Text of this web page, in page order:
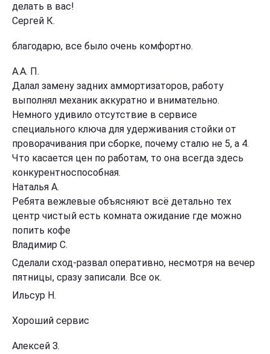
делать в вас!
Сергей К.
благодарю, все было очень комфортно.
А.А. П.
Далал замену задних аммортизаторов, работу
выполнял механик аккуратно и внимательно.
Немного удивило отсутствие в сервисе
специального ключа для удерживания стойки от
проворачивания при сборке, почему сталю не 5, а 4.
Что касается цен по работам, то она всегда здесь
конкурентноспособная.
Наталья А.
Ребята вежлевые объясняют всё детально тех
центр чистый есть комната ожидание где можно
попить кофе
Владимир С.
Сделали сход-развал оперативно, несмотря на вечер
пятницы, сразу записали. Все ок.
Ильсур Н.
Хороший сервис
Алексей З.